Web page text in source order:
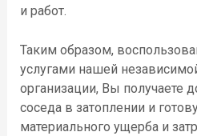
и работ.
Таким образом,
услугами нашей незав
организации, Вы получаете
соседа в затоплении и
материального ущерба и